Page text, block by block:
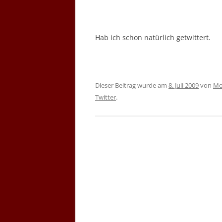
Hab ich schon natürlich getwittert.
Dieser Beitrag wurde am 8. Juli 2009von
Twitter.